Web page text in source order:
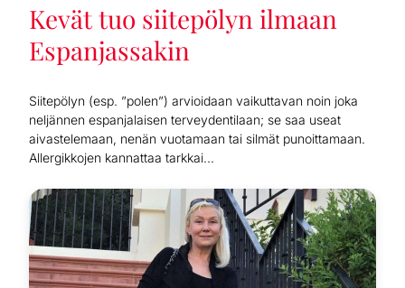
Kevät tuo siitepölyn ilmaan
Espanjassakin
Siitepölyn (esp. ”polen”) arvioidaan vaikuttavan noin joka
neljännen espanjalaisen terveydentilaan; se saa useat
aivastelemaan, nenän vuotamaan tai silmät punoittamaan.
Allergikkojen kannattaa tarkkai...